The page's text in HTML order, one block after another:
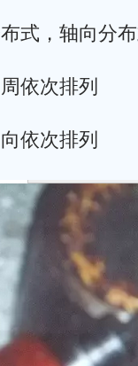
式，轴向分
依次排列
依次排列